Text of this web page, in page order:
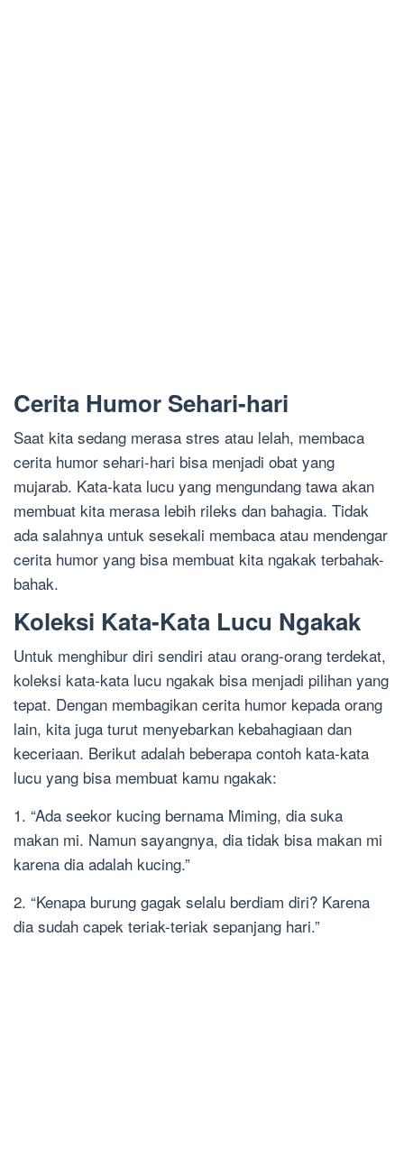
Cerita Humor Sehari-hari
Saat kita sedang merasa stres atau lelah, membaca
cerita humor sehari-hari bisa menjadi obat yang
mujarab. Kata-kata lucu yang mengundang tawa akan
membuat kita merasa lebih rileks dan bahagia. Tidak
ada salahnya untuk sesekali membaca atau mendengar
cerita humor yang bisa membuat kita ngakak terbahak-
bahak.
Koleksi Kata-Kata Lucu Ngakak
Untuk menghibur diri sendiri atau orang-orang terdekat,
koleksi kata-kata lucu ngakak bisa menjadi pilihan yang
tepat. Dengan membagikan cerita humor kepada orang
lain, kita juga turut menyebarkan kebahagiaan dan
keceriaan. Berikut adalah beberapa contoh kata-kata
lucu yang bisa membuat kamu ngakak:
1. “Ada seekor kucing bernama Miming, dia suka
makan mi. Namun sayangnya, dia tidak bisa makan mi
karena dia adalah kucing.”
2. “Kenapa burung gagak selalu berdiam diri? Karena
dia sudah capek teriak-teriak sepanjang hari.”